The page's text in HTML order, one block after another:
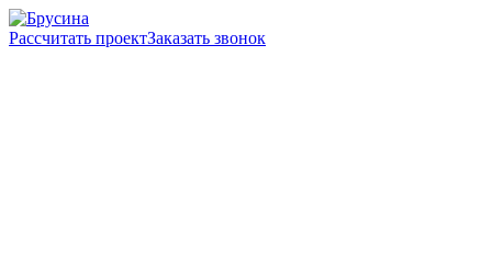
Рассчитать проектЗаказать звонок